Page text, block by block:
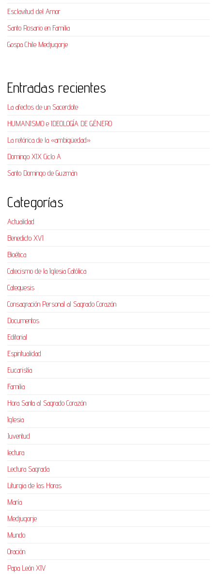
Esclavitud del Amor
Santo Rosario en Familia
Gospa Chile Medjugorje
Entradas recientes
La afectos de un Sacerdote
HUMANISMO e IDEOLOGÍA DE GÉNERO
La retórica de la «ambigüedad»
Domingo XIX Ciclo A
Santo Domingo de Guzmán
Categorías
Actualidad
Benedicto XVI
Bioética
Catecismo de la Iglesia Católica
Catequesis
Consagración Personal al Sagrado Corazón
Documentos
Editorial
Espiritualidad
Eucaristía
Familia
Hora Santa al Sagrado Corazón
Iglesia
Juventud
lectura
Lectura Sagrada
Liturgia de las Horas
María
Medjugorje
Mundo
Oración
Papa León XIV